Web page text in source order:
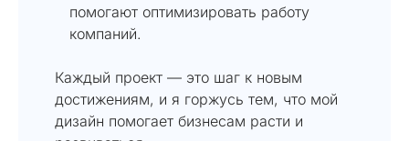
помогают оптимизировать работу
компаний.
Каждый проект — это шаг к новым
достижениям, и я горжусь тем, что мой
дизайн помогает бизнесам расти и